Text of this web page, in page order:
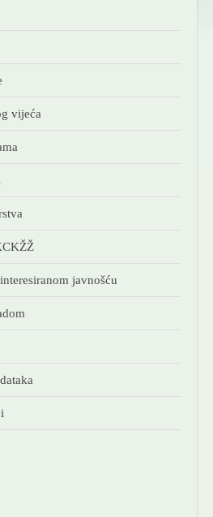
vijeća
javnošću